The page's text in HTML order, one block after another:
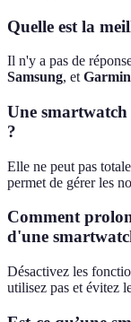
Quelle est la
Il n'y a pas de
Samsung, et Garmin
Une
?
Elle ne peut pas
permet de gérer les
Comment
d'une
Désactivez les
utilisez pas et évitez